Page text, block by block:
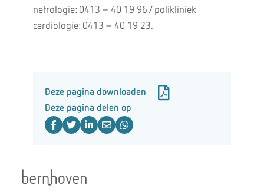
nefrologie: 0413 – 40 19 96 / polikliniek
cardiologie: 0413 – 40 19 23.
Deze pagina downloaden
Deze pagina delen op